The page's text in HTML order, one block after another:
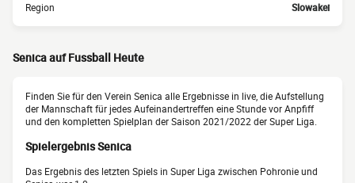
Region Slowakei
Senica auf Fussball Heute
Finden Sie für den Verein Senica alle Ergebnisse in live, die Aufstellung
der Mannschaft für jedes Aufeinandertreffen eine Stunde vor Anpfiff
und den kompletten Spielplan der Saison 2021/2022 der Super Liga.
Spielergebnis Senica
Das Ergebnis des letzten Spiels in Super Liga zwischen Pohronie und